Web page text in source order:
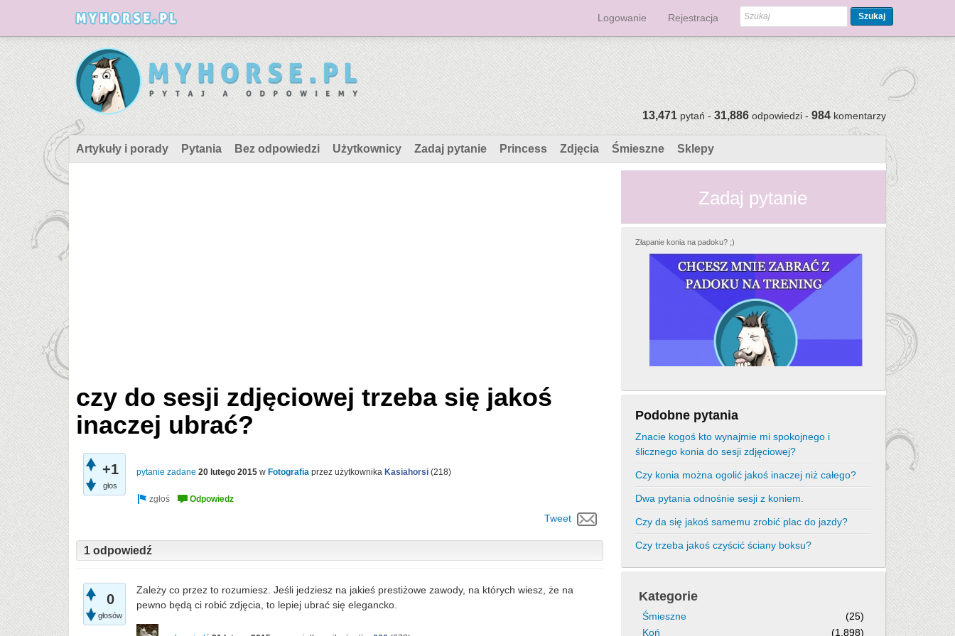
Logowanie Rejestracja Szukaj
13,471pytań -31,886odpowiedzi -984komentarzy
Artykuły i porady Pytania Bez odpowiedzi Użytkownicy Zadaj pytanie Princess Zdjęcia Śmieszne Sklepy
czy do sesji zdjęciowej trzeba się jakoś
inaczej ubrać?
+1
głos
pytanie zadane 20 lutego 2015 w Fotografia przez użytkownika Kasiahorsi (218)
Tweet
1 odpowiedź
0
głosów
Zależy co przez to rozumiesz. Jeśli jedziesz na jakieś prestiżowe zawody, na których wiesz, że na
pewno będą ci robić zdjęcia, to lepiej ubrać się elegancko.
Zadaj pytanie
Złapanie konia na padoku? ;)
Podobne pytania
Znacie kogoś kto wynajmie mi spokojnego i
ślicznego konia do sesji zdjęciowej?
Czy konia można ogolić jakoś inaczej niż całego?
Dwa pytania odnośnie sesji z koniem.
Czy da się jakoś samemu zrobić plac do jazdy?
Czy trzeba jakoś czyścić ściany boksu?
Kategorie
Śmieszne
(25)
Koń
(1,898)